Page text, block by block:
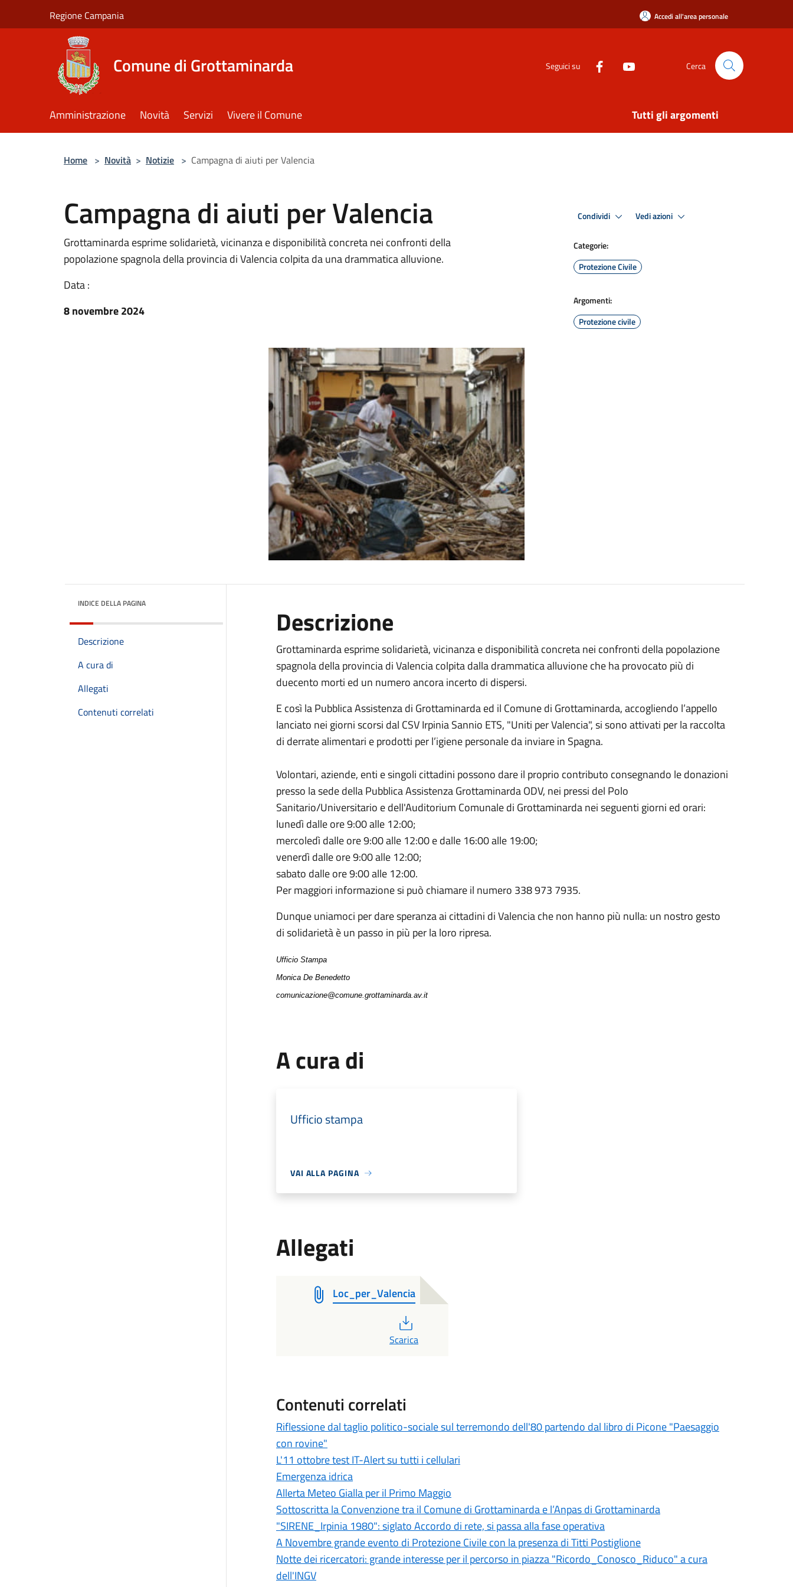
Regione Campania Accedi all'area personale
Comune di Grottaminarda Seguici su Cerca
Amministrazione Novità Servizi Vivere il Comune Tutti gli argomenti
Home > Novità > Notizie > Campagna di aiuti per Valencia
Campagna di aiuti per Valencia
Grottaminarda esprime solidarietà, vicinanza e disponibilità concreta nei confronti della
popolazione spagnola della provincia di Valencia colpita da una drammatica alluvione.
Data :
8 novembre 2024
Condividi Vedi azioni
Categorie:
Protezione Civile
Argomenti:
Protezione civile
INDICE DELLA PAGINA
Descrizione
A cura di
Allegati
Contenuti correlati
Descrizione
Grottaminarda esprime solidarietà, vicinanza e disponibilità concreta nei confronti della popolazione
spagnola della provincia di Valencia colpita dalla drammatica alluvione che ha provocato più di
duecento morti ed un numero ancora incerto di dispersi.
E così la Pubblica Assistenza di Grottaminarda ed il Comune di Grottaminarda, accogliendo l’appello
lanciato nei giorni scorsi dal CSV Irpinia Sannio ETS, "Uniti per Valencia", si sono attivati per la raccolta
di derrate alimentari e prodotti per l’igiene personale da inviare in Spagna.
Volontari, aziende, enti e singoli cittadini possono dare il proprio contributo consegnando le donazioni
presso la sede della Pubblica Assistenza Grottaminarda ODV, nei pressi del Polo
Sanitario/Universitario e dell'Auditorium Comunale di Grottaminarda nei seguenti giorni ed orari:
lunedì dalle ore 9:00 alle 12:00;
mercoledì dalle ore 9:00 alle 12:00 e dalle 16:00 alle 19:00;
venerdì dalle ore 9:00 alle 12:00;
sabato dalle ore 9:00 alle 12:00.
Per maggiori informazione si può chiamare il numero 338 973 7935.
Dunque uniamoci per dare speranza ai cittadini di Valencia che non hanno più nulla: un nostro gesto
di solidarietà è un passo in più per la loro ripresa.
Ufficio Stampa
Monica De Benedetto
comunicazione@comune.grottaminarda.av.it
A cura di
Ufficio stampa
VAI ALLA PAGINA
Allegati
Loc_per_Valencia
Scarica
Contenuti correlati
Riflessione dal taglio politico-sociale sul terremondo dell'80 partendo dal libro di Picone "Paesaggio
con rovine"
L'11 ottobre test IT-Alert su tutti i cellulari
Emergenza idrica
Allerta Meteo Gialla per il Primo Maggio
Sottoscritta la Convenzione tra il Comune di Grottaminarda e l’Anpas di Grottaminarda
"SIRENE_Irpinia 1980": siglato Accordo di rete, si passa alla fase operativa
A Novembre grande evento di Protezione Civile con la presenza di Titti Postiglione
Notte dei ricercatori: grande interesse per il percorso in piazza "Ricordo_Conosco_Riduco" a cura
dell'INGV